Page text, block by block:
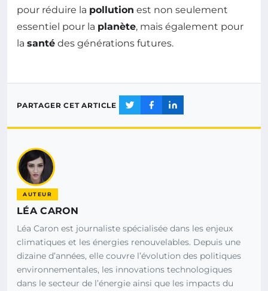
pour réduire la pollution est non seulement
essentiel pour la planète, mais également pour
la santé des générations futures.
PARTAGER CET ARTICLE
AUTEUR
LÉA CARON
Léa Caron est journaliste spécialisée dans les enjeux
climatiques et les énergies renouvelables. Depuis une
dizaine d’années, elle couvre l’évolution des politiques
environnementales, les innovations technologiques
dans le secteur de l’énergie ainsi que les impacts du